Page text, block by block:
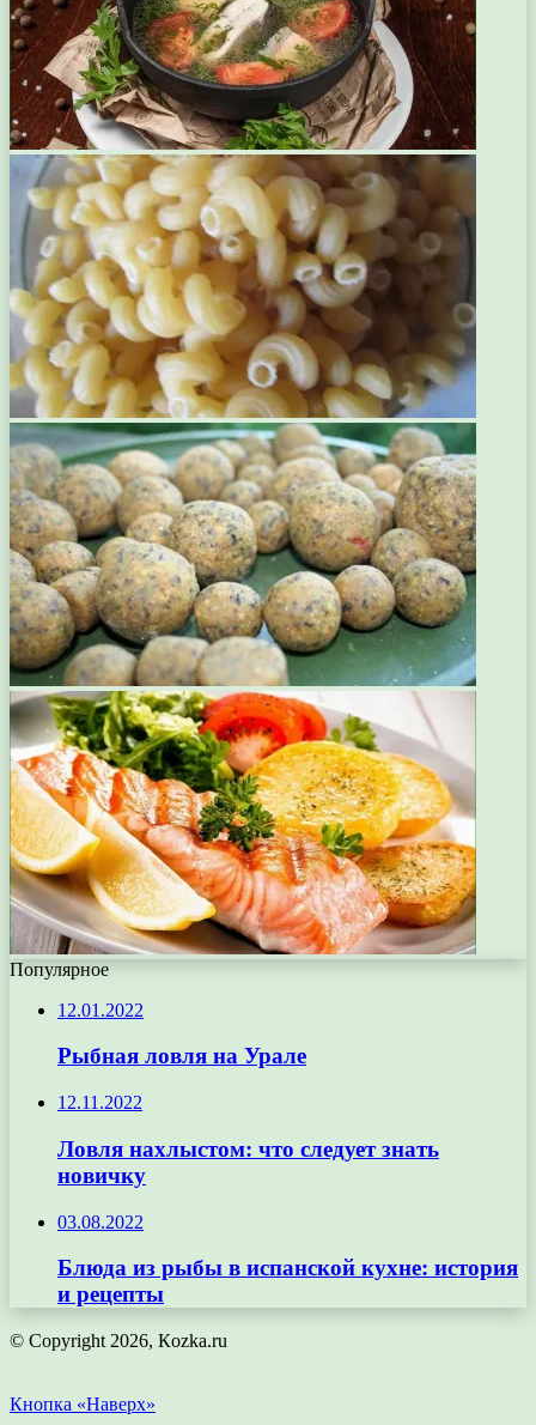
Популярное
12.01.2022
Рыбная ловля на Урале
12.11.2022
Ловля нахлыстом: что следует знать
новичку
03.08.2022
Блюда из рыбы в испанской кухне: история
и рецепты
© Copyright 2026, Кozka.ru
Кнопка «Наверх»